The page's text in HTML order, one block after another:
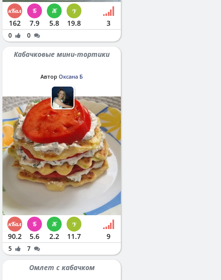
162 7.9 5.8 19.8 3
0 0
Кабачковые мини-тортики
Автор Оксана Б
90.2 5.6 2.2 11.7 9
5 7
Омлет с кабачком